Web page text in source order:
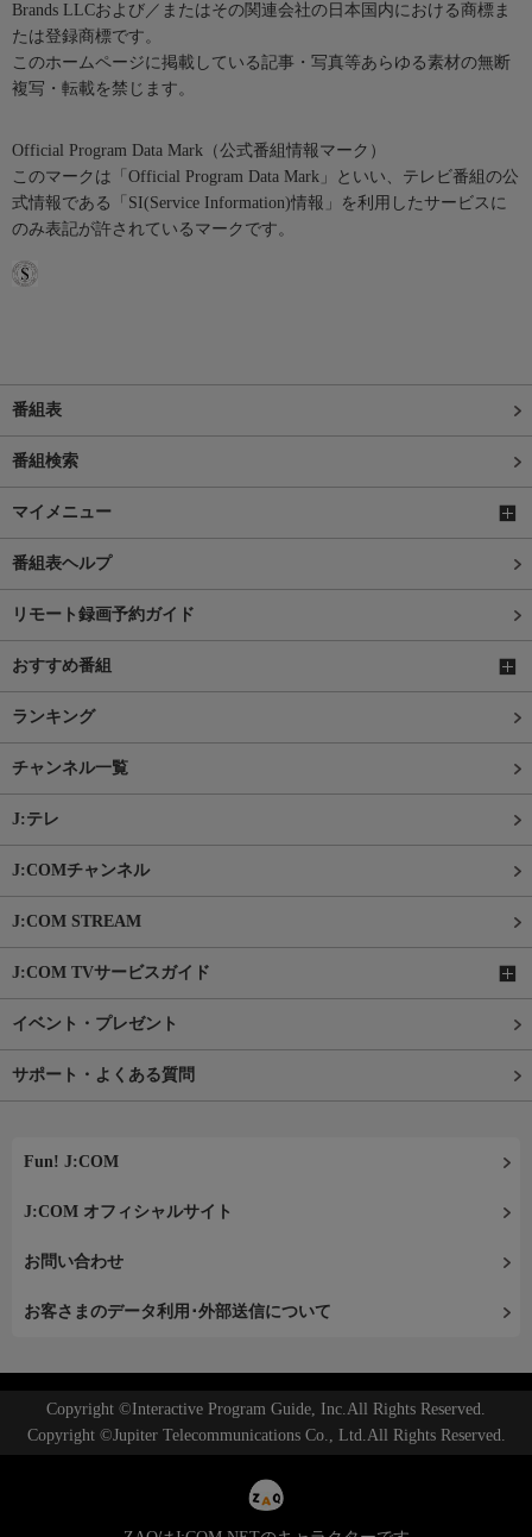
Brands LLCおよび／またはその関連会社の日本国内における商標ま
たは登録商標です。
このホームページに掲載している記事・写真等あらゆる素材の無断
複写・転載を禁じます。
Official Program Data Mark（公式番組情報マーク）
このマークは「Official Program Data Mark」といい、テレビ番組の公
式情報である「SI(Service Information)情報」を利用したサービスに
のみ表記が許されているマークです。
番組表
番組検索
マイメニュー
番組表ヘルプ
リモート録画予約ガイド
おすすめ番組
ランキング
チャンネル一覧
J:テレ
J:COMチャンネル
J:COM STREAM
J:COM TVサービスガイド
イベント・プレゼント
サポート・よくある質問
Fun! J:COM
J:COM オフィシャルサイト
お問い合わせ
お客さまのデータ利用･外部送信について
Copyright ©Interactive Program Guide, Inc.All Rights Reserved.
Copyright ©Jupiter Telecommunications Co., Ltd.All Rights Reserved.